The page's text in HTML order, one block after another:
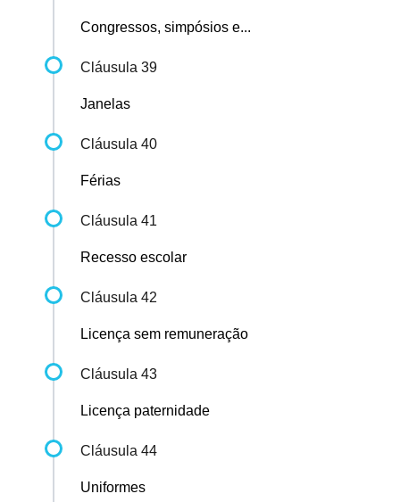
Congressos, simpósios e...
Cláusula 39
Janelas
Cláusula 40
Férias
Cláusula 41
Recesso escolar
Cláusula 42
Licença sem remuneração
Cláusula 43
Licença paternidade
Cláusula 44
Uniformes